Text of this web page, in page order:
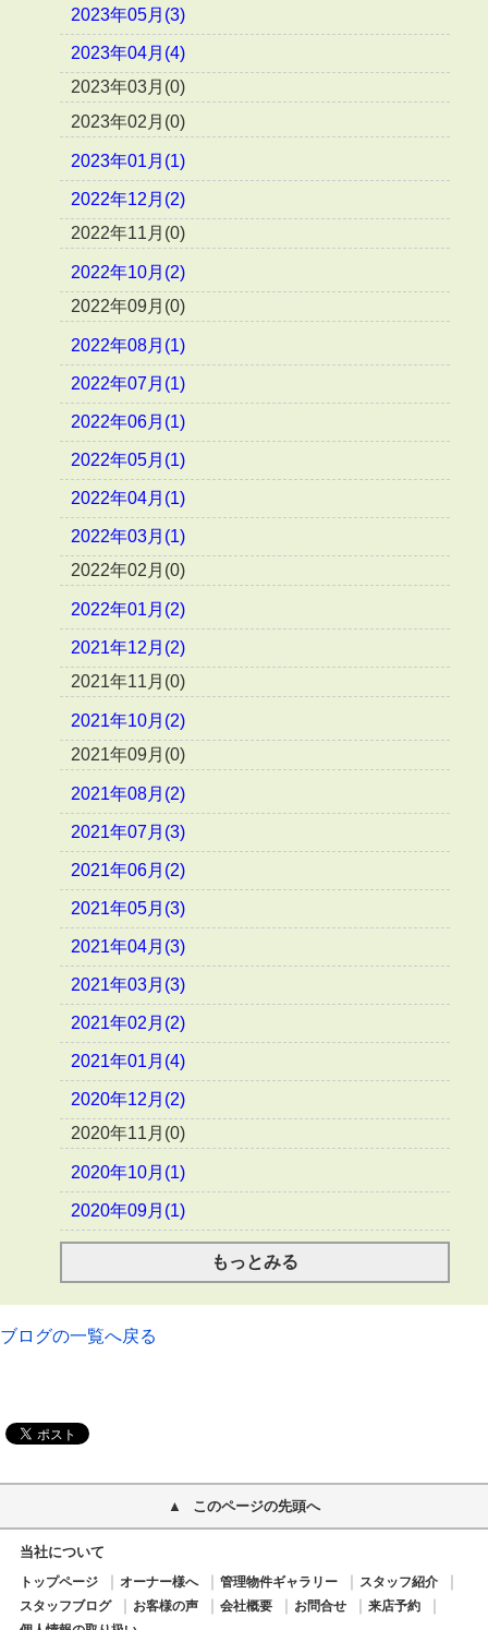
2023年05月(3)
2023年04月(4)
2023年03月(0)
2023年02月(0)
2023年01月(1)
2022年12月(2)
2022年11月(0)
2022年10月(2)
2022年09月(0)
2022年08月(1)
2022年07月(1)
2022年06月(1)
2022年05月(1)
2022年04月(1)
2022年03月(1)
2022年02月(0)
2022年01月(2)
2021年12月(2)
2021年11月(0)
2021年10月(2)
2021年09月(0)
2021年08月(2)
2021年07月(3)
2021年06月(2)
2021年05月(3)
2021年04月(3)
2021年03月(3)
2021年02月(2)
2021年01月(4)
2020年12月(2)
2020年11月(0)
2020年10月(1)
2020年09月(1)
もっとみる
ブログの一覧へ戻る
このページの先頭へ
当社について
トップページ オーナー様へ 管理物件ギャラリー
スタッフ紹介
スタッフブログ
お客様の声 会社概要 お問合せ
来店予約